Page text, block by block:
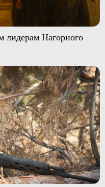
лидерам Нагорного